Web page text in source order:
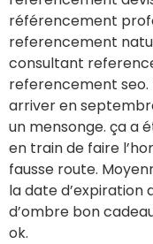
référencement
referencement
consultant
referencement seo.
arriver en
un mensonge. ça a
en train de faire
fausse route.
la date d’expiration
d’ombre bon
ok.